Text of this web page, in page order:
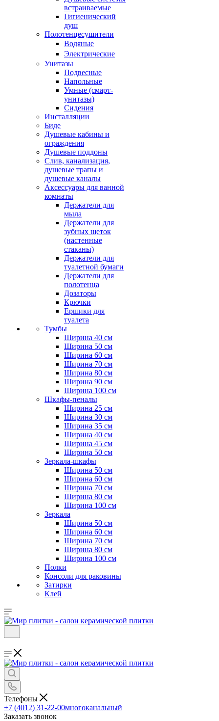
встраиваемые
Гигиенический
душ
Полотенцесушители
ㅤВодяные
ㅤЭлектрические
Унитазы
Подвесные
Напольные
Умные (смарт-
унитазы)
Сидения
Инсталляции
Биде
Душевые кабины и
ограждения
Душевые поддоны
Слив, канализация,
душевые трапы и
душевые каналы
Аксессуары для ванной
комнаты
Держатели для
мыла
Держатели для
зубных щеток
(настенные
стаканы)
Держатели для
туалетной бумаги
Держатели для
полотенца
Дозаторы
Крючки
Ершики для
туалета
Тумбы
Ширина 40 см
Ширина 50 см
Ширина 60 см
Ширина 70 см
Ширина 80 см
Ширина 90 см
Ширина 100 см
Шкафы-пеналы
Ширина 25 см
Ширина 30 см
Ширина 35 см
Ширина 40 см
Ширина 45 см
Ширина 50 см
Зеркала-шкафы
Ширина 50 см
Ширина 60 см
Ширина 70 см
Ширина 80 см
Ширина 100 см
Зеркала
Ширина 50 см
Ширина 60 см
Ширина 70 см
Ширина 80 см
Ширина 100 см
Полки
Консоли для раковины
Затирки
Клей
Телефоны
+7 (4012) 31-22-00многоканальный
Заказать звонок